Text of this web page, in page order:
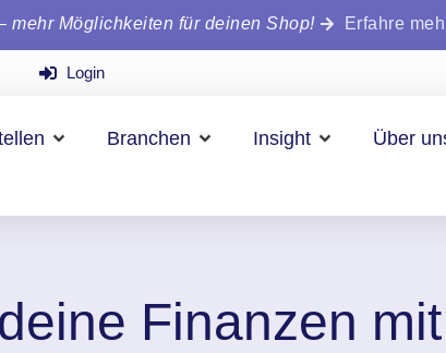
mehr Möglichkeiten für deinen Shop! Erfahre
Login
Branchen Insight Über
Finanzen